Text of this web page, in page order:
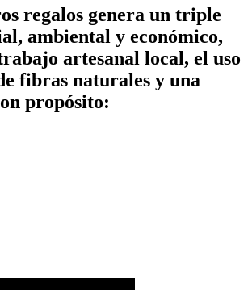
regalos genera un triple
ambiental y económico,
artesanal local, el uso
fibras naturales y una
propósito: